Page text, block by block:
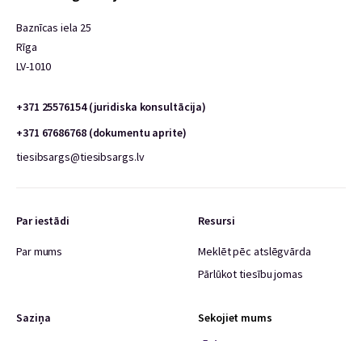
Baznīcas iela 25
Rīga
LV-1010
+371 25576154 (juridiska konsultācija)
+371 67686768 (dokumentu aprite)
tiesibsargs@tiesibsargs.lv
Par iestādi
Par mums
Resursi
Meklēt pēc atslēgvārda
Pārlūkot tiesību jomas
Saziņa
Sekojiet mums